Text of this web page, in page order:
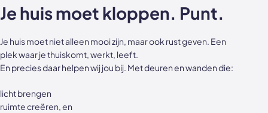
Je huis moet kloppen. Punt.
Je huis moet niet alleen mooi zijn, maar ook rust geven. Een
plek waar je thuiskomt, werkt, leeft.
En precies daar helpen wij jou bij. Met deuren en wanden die:
licht brengen
ruimte creëren, en